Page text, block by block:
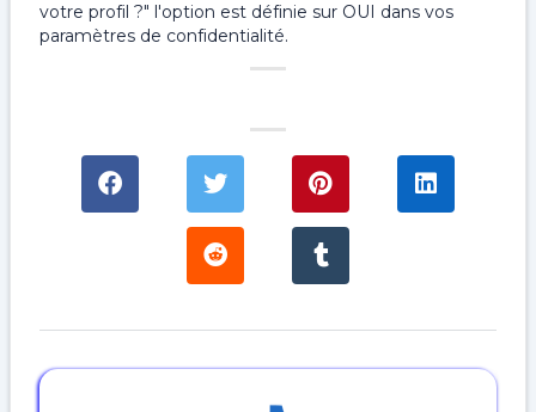
votre profil ?" l'option est définie sur OUI dans vos
paramètres de confidentialité.